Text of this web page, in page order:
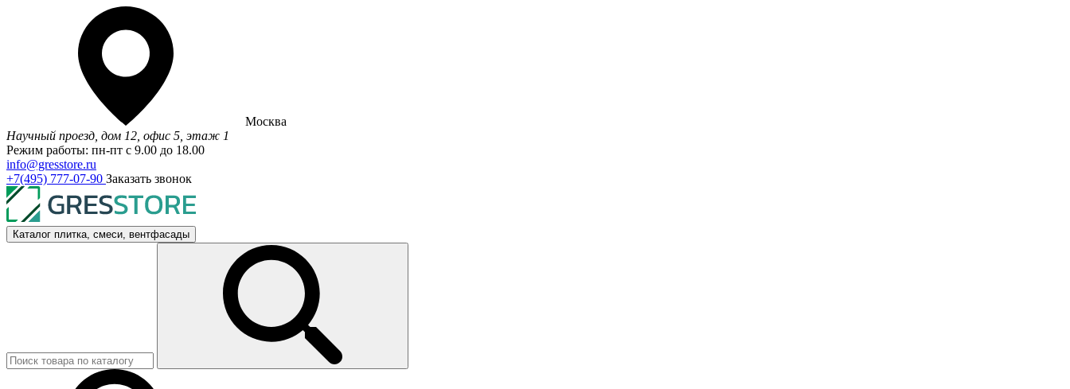
Москва
Научный проезд, дом 12, офис 5, этаж 1
Режим работы: пн-пт с 9.00 до 18.00
info@gresstore.ru
+7(495) 777-07-90 Заказать звонок
Каталог плитка, смеси, вентфасады